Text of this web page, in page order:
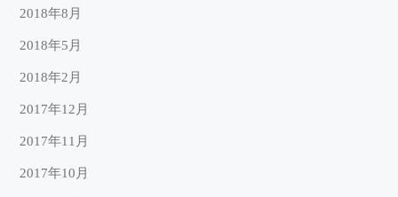
2018年8月
2018年5月
2018年2月
2017年12月
2017年11月
2017年10月